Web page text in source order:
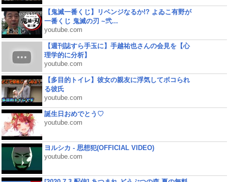
【鬼滅一番くじ】リベンジなるか!? よゐこ有野が
一番くじ 鬼滅の刃 ~弐...
youtube.com
【週刊誌すら手玉に】手越祐也さんの会見を【心
理学的に分析】
youtube.com
【多目的トイレ】彼女の親友に浮気してボコられ
る彼氏
youtube.com
誕生日おめでとう♡
youtube.com
ヨルシカ - 思想犯(OFFICIAL VIDEO)
youtube.com